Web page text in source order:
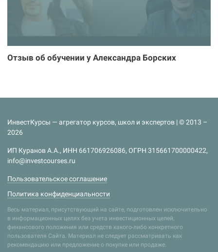
Отзыв об обучении у Александра Борских
ИнвестКурсы — агрегатор курсов, школ и экспертов | © 2013 –
2026
ИП Куранов А.А., ИНН 661706926086, ОГРН 315661700000422,
info@investcourses.ru
Пользовательское соглашение
Политика конфиденциальности
Весь материал, присутствующий на сайте, подготовлен исключительно
в информационных целях без учета инвестиционных целей,
финансового положения или средств какого-либо конкретного
пользователя Сайта. Материал не следует рассматривать как
рекомендацию или предложение о покупке или продаже.